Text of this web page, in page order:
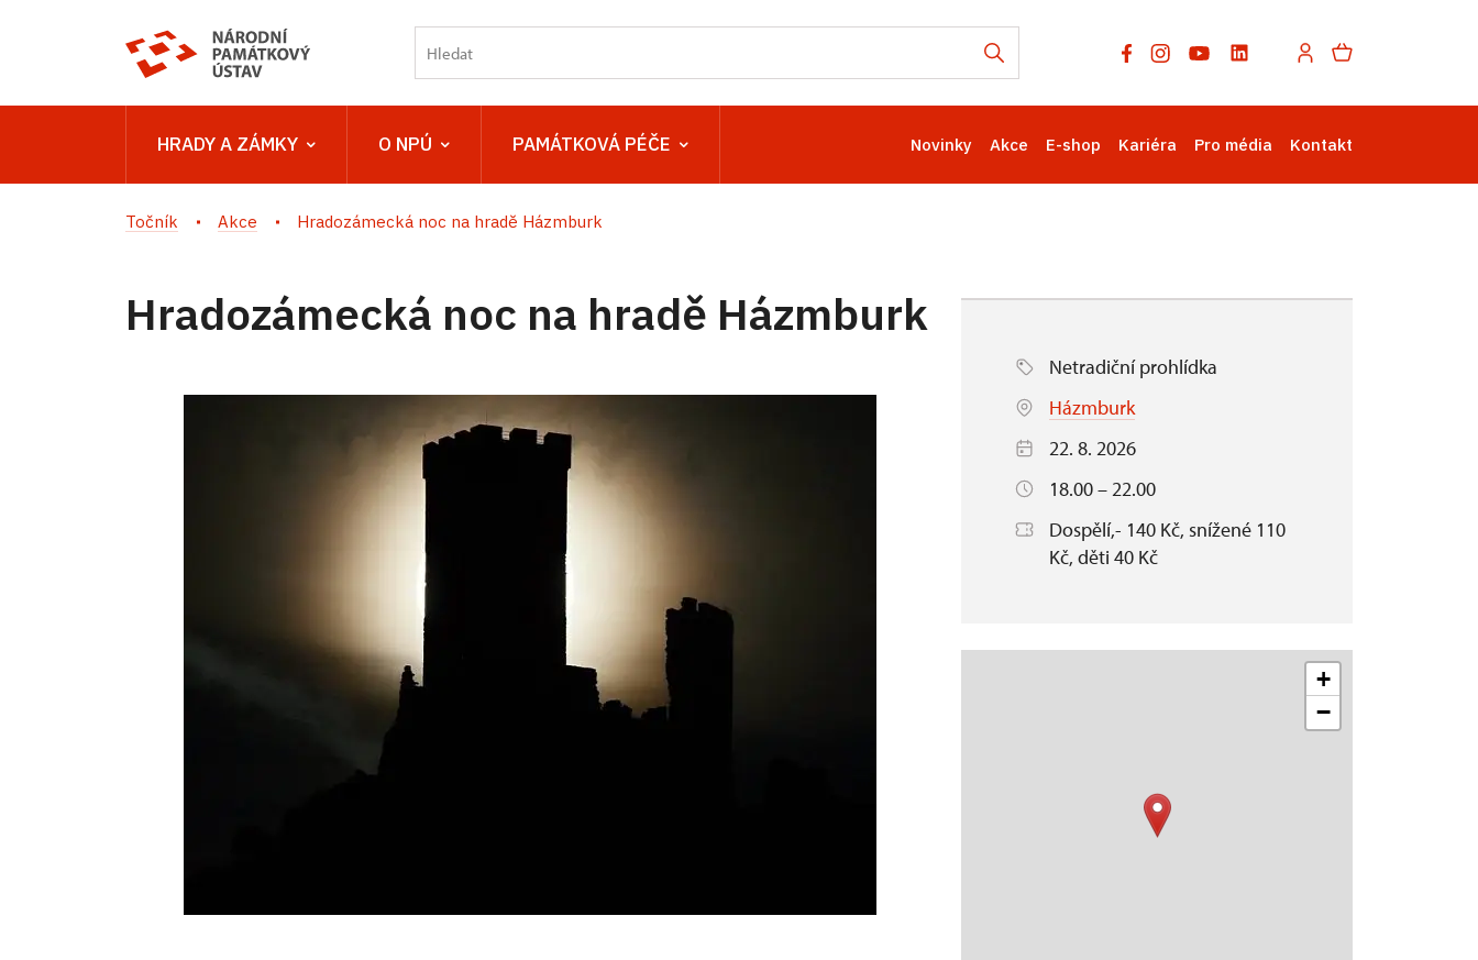
HRADY A ZÁMKY O NPÚ PAMÁTKOVÁ PÉČE Novinky Akce E-shop Kariéra Pro média Kontakt
Točník Akce Hradozámecká noc na hradě Házmburk
Hradozámecká noc na hradě Házmburk
Netradiční prohlídka
Házmburk
22. 8. 2026
18.00 – 22.00
Dospělí,- 140 Kč, snížené 110
Kč, děti 40 Kč
+
−